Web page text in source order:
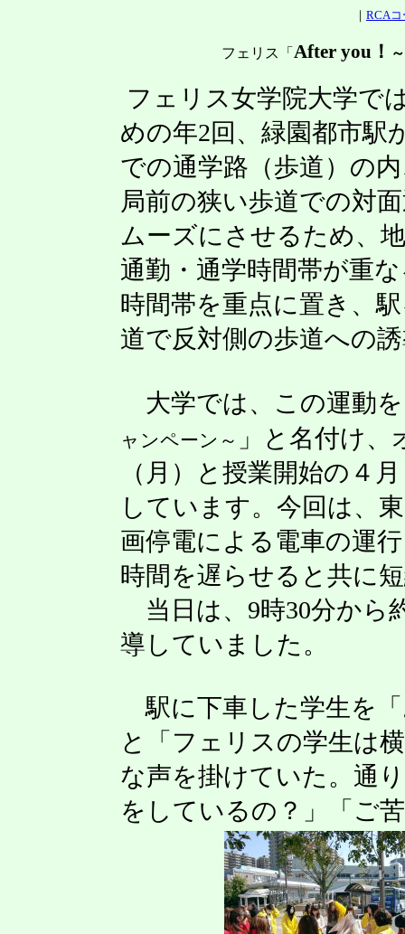
｜ RCA
フェリス「After you ！
フェリス女学院大学で
めの年2回、緑園都市駅
での通学路（歩道）の
局前の狭い歩道での対
ムーズにさせるため、
通勤・通学時間帯が重
時間帯を重点に置き、
道で反対側の歩道への
大学では、この運動
ャンペーン～ 」と名付け
（月）と 授業開始の ４
しています。今回は、
画停電による電車の運
時間を遅らせる と 共に
当日は、 9時30分から
導していました。
駅に下車した学生を
と「フェリスの学生は
な声を掛けていた。通
をしているの？」「ご